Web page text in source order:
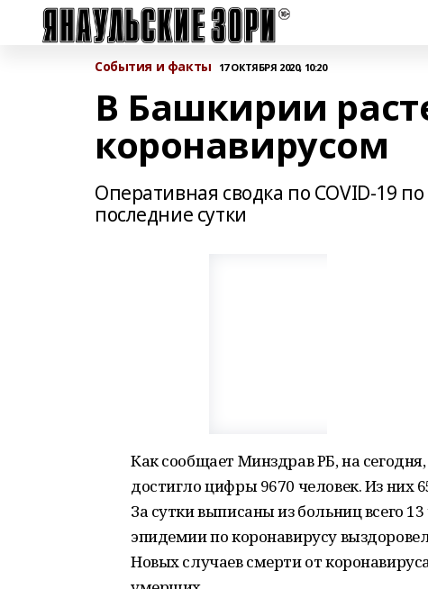
События и факты 17 ОКТЯБРЯ 2020, 10:20
В Башкирии
коронавирусом
Оперативная сводка по COVID-19
последние сутки
Как сообщает Минздрав РБ, на
достигло цифры 9670 человек. Из них
За сутки выписаны из больниц всего
эпидемии по коронавирусу
Новых случаев смерти от